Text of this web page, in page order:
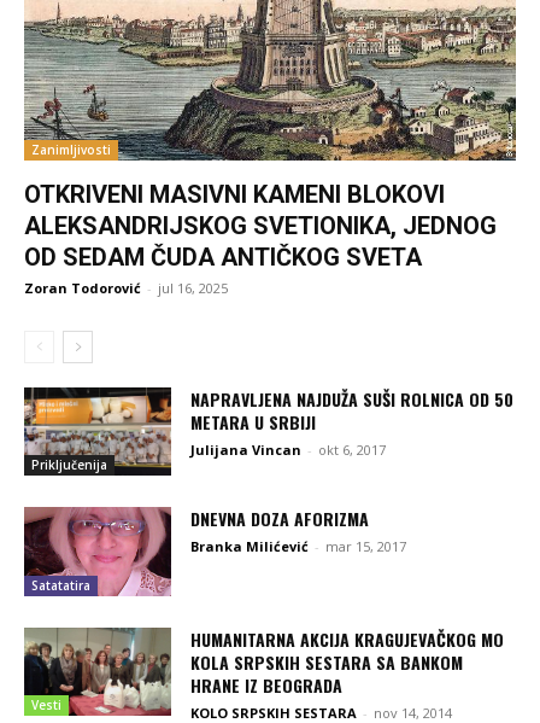
Zanimljivosti
OTKRIVENI MASIVNI KAMENI BLOKOVI
ALEKSANDRIJSKOG SVETIONIKA, JEDNOG
OD SEDAM ČUDA ANTIČKOG SVETA
Zoran Todorović - jul 16, 2025
Priključenija
NAPRAVLJENA NAJDUŽA SUŠI ROLNICA OD 50
METARA U SRBIJI
Julijana Vincan - okt 6, 2017
Satatatira
DNEVNA DOZA AFORIZMA
Branka Milićević - mar 15, 2017
Vesti
HUMANITARNA AKCIJA KRAGUJEVAČKOG MO
KOLA SRPSKIH SESTARA SA BANKOM
HRANE IZ BEOGRADA
KOLO SRPSKIH SESTARA - nov 14, 2014